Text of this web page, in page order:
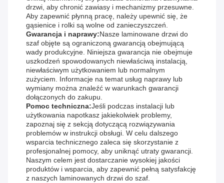
drzwi, aby chronić zawiasy i mechanizmy przesuwne.
Aby zapewnić płynną pracę, należy upewnić się, że
gąsienice i rolki są wolne od zanieczyszczeń.
Gwarancja i naprawy:Nasze laminowane drzwi do
szaf objęte są ograniczoną gwarancją obejmującą
wady produkcyjne. Niniejsza gwarancja nie obejmuje
uszkodzeń spowodowanych niewłaściwą instalacją,
niewłaściwym użytkowaniem lub normalnym
zużyciem. Informacje na temat usług naprawy lub
wymiany można znaleźć w warunkach gwarancji
dołączonych do zakupu.
Pomoc techniczna:Jeśli podczas instalacji lub
użytkowania napotkasz jakiekolwiek problemy,
zapoznaj się z sekcją dotyczącą rozwiązywania
problemów w instrukcji obsługi. W celu dalszego
wsparcia technicznego zaleca się skorzystanie z
profesjonalnej pomocy, aby uniknąć utraty gwarancji.
Naszym celem jest dostarczanie wysokiej jakości
produktów i wsparcia, aby zapewnić pełną satysfakcję
z naszych laminowanych drzwi do szaf.